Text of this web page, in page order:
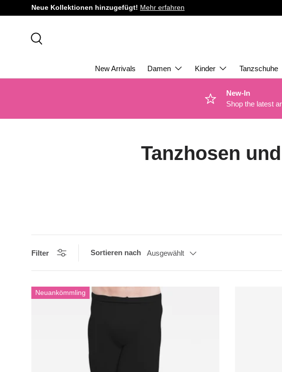
DIREKT ZUM INHALT
Neue Kollektionen hinzugefügt! Mehr erfahren
New Arrivals Damen Kinder Tanzschuhe
New-In
Shop the latest
Tanzhosen
Filter Sortieren nach Ausgewählt
Neuankömmling